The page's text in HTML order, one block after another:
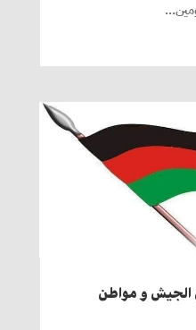
الجيش و مواطن